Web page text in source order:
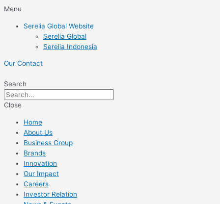
Skip
content
Menu
Serelia Global Website
Serelia Global
Serelia Indonesia
Our Contact
Search
Close
Home
About Us
Business Group
Brands
Innovation
Our Impact
Careers
Investor Relation